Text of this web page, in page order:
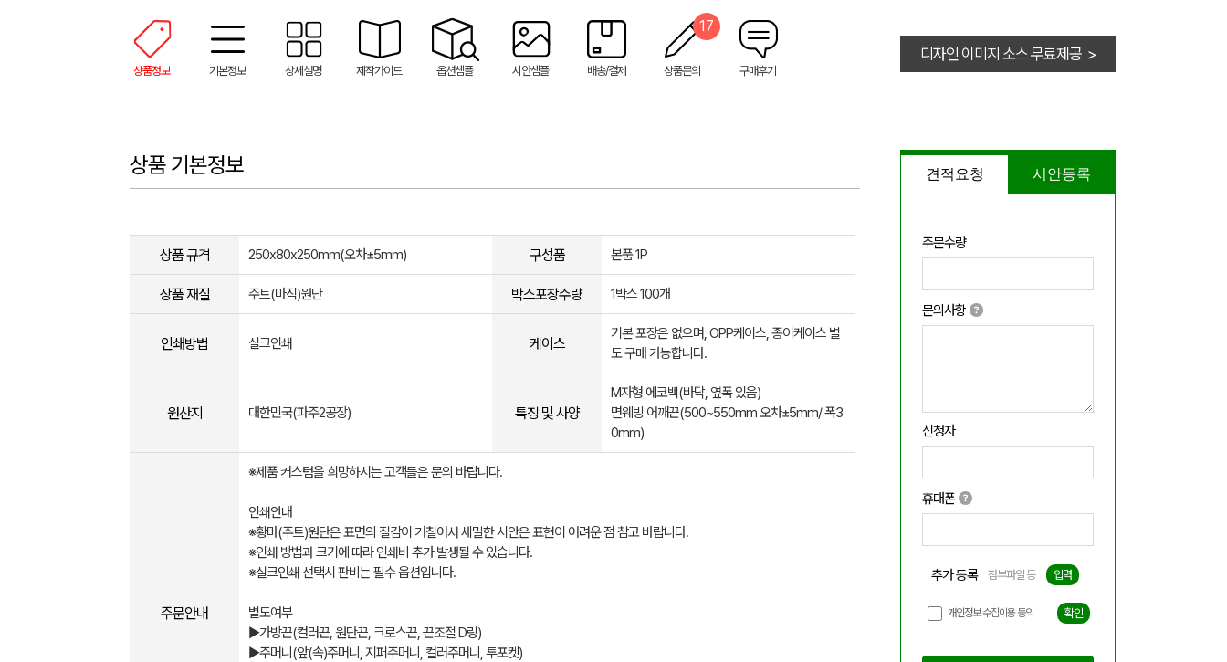
상품정보 기본정보 상세설명 제작가이드 옵션샘플 시안샘플 배송/결제 상품문의
17
구매후기
디자인 이미지 소스 무료제공 >
견적요청 시안등록
주문수량
문의사항
신청자
휴대폰
추가 등록 첨부파일 등 입력
개인정보 수집이용 동의 확인
상품 기본정보
상품 규격 250x80x250mm(오차±5mm) 구성품 본품 1P
상품 재질 주트(마직)원단 박스포장수량 1박스 100개
인쇄방법 실크인쇄 케이스
기본 포장은 없으며, OPP케이스, 종이케이스 별
도 구매 가능합니다.
원산지 대한민국(파주2공장) 특징 및 사양
M자형 에코백(바닥, 옆폭 있음)
면웨빙 어깨끈(500~550mm 오차±5mm/ 폭3
0mm)
주문안내
※제품 커스텀을 희망하시는 고객들은 문의 바랍니다.
인쇄안내
※황마(주트)원단은 표면의 질감이 거칠어서 세밀한 시안은 표현이 어려운 점 참고 바랍니다.
※인쇄 방법과 크기에 따라 인쇄비 추가 발생될 수 있습니다.
※실크인쇄 선택시 판비는 필수 옵션입니다.
별도여부
▶가방끈(컬러끈, 원단끈, 크로스끈, 끈조절 D링)
▶주머니(앞(속)주머니, 지퍼주머니, 컬러주머니, 투포켓)